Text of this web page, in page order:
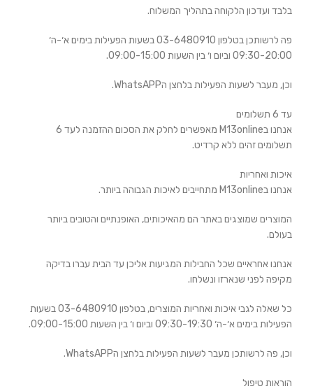
בלבד ועדכון הלקוחה בתהליך המשלוח.
פה לרשותכן בטלפון 03-6480910 בשעות הפעילות בימים א׳-ה׳
09:30-20:00 וביום ו׳ בין השעות 09:00-15:00.
וכן, מעבר לשעות הפעילות בלחצן הWhatsAPP.
עד 6 תשלומים
אנחנו בM13online מאפשרים לחלק את הסכום ההזמנה לעד 6
תשלומים זהים ללא קרדיט.
איכות ואחריות
אנחנו בM13online מתחייבים לאיכות הגבוהה ביותר.
המוצרים שמוצגים באתר הם מהאיכותים, האופנתיים והטובים ביותר
בעולם.
אנחנו אחראיים שכל החבילות המגיעות אליכן עד הבית עברו בדיקה
מקיפה לפני שנארזו ונשלחו.
כל שאלה לגבי איכות ואחריות המוצרים, בטלפון 03-6480910 בשעות
הפעילות בימים א׳-ה׳ 09:30-19:30 וביום ו׳ בין השעות 09:00-15:00.
וכן, פה לרשותכן מעבר לשעות הפעילות בלחצן הWhatsAPP.
הוראות טיפול